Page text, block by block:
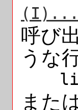
( I )...
呼び
うな
liga
また